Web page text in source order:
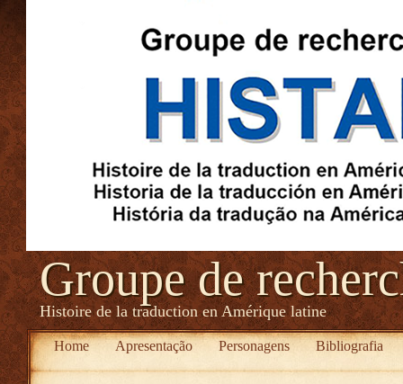
Groupe de
Histoire de la traduction en Amérique latine
Home Apresentação Personagens Bibliografia